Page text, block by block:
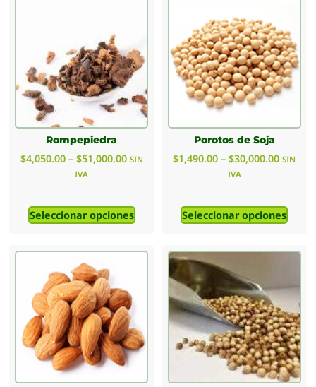
Rompepiedra
$4,050.00 – $51,000.00 SIN
IVA
Seleccionar opciones
Porotos de Soja
$1,490.00 – $30,000.00 SIN
IVA
Seleccionar opciones